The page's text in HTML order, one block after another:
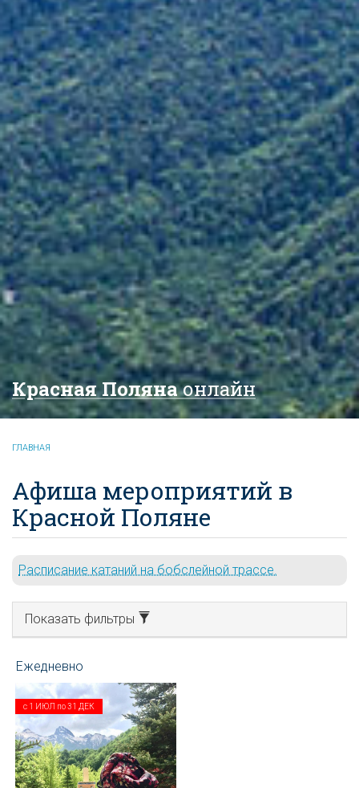
Красная Полянаонлайн
ГЛАВНАЯ
Афиша мероприятий в
Красной Поляне
Расписание катаний на бобслейной трассе.
Показать фильтры
с 1 ИЮЛ по31 ДЕК